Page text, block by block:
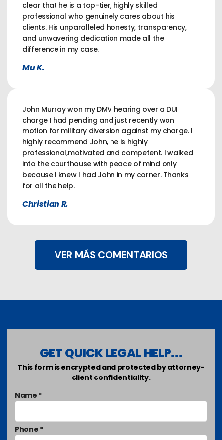
clear that he is a top-tier, highly skilled
professional who genuinely cares about his
clients. His unparalleled honesty, transparency,
and unwavering dedication made all the
difference in my case.
Mu K.
John Murray won my DMV hearing over a DUI
charge I had pending and just recently won
motion for military diversion against my charge. I
highly recommend John, he is highly
professional,motivated and competent. I walked
into the courthouse with peace of mind only
because I knew I had John in my corner. Thanks
for all the help.
Christian R.
VER MÁS COMENTARIOS
GET QUICK LEGAL HELP...
This form is encrypted and protected by attorney-
client confidentiality.
Name *
Phone *